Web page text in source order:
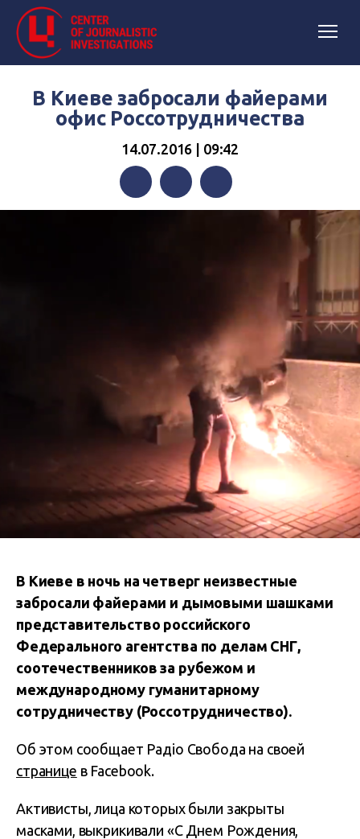
В Киеве забросали файерами
офис Россотрудничества
14.07.2016 | 09:42
FacebookTwitterTelegram
В Киеве в ночь на четверг неизвестные
забросали файерами и дымовыми шашками
представительство российского
Федерального агентства по делам СНГ,
соотечественников за рубежом и
международному гуманитарному
сотрудничеству (Россотрудничество).
Об этом сообщает Радіо Свобода на своей
странице в Facebook.
Активисты, лица которых были закрыты
масками, выкрикивали «С Днем Рождения,